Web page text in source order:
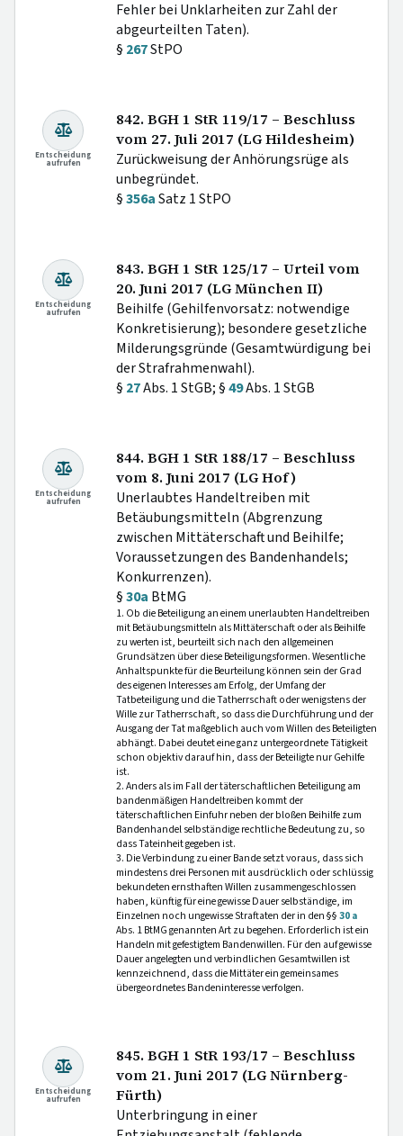
Fehler bei Unklarheiten zur Zahl der
abgeurteilten Taten).
§ 267StPO
Entscheidung
aufrufen
842. BGH 1 StR 119/17 – Beschluss
vom 27. Juli 2017 (LG Hildesheim)
Zurückweisung der Anhörungsrüge als
unbegründet.
§356aSatz 1 StPO
Entscheidung
aufrufen
843. BGH 1 StR 125/17 – Urteil vom
20. Juni 2017 (LG München II)
Beihilfe (Gehilfenvorsatz: notwendige
Konkretisierung); besondere gesetzliche
Milderungsgründe (Gesamtwürdigung bei
der Strafrahmenwahl).
§ 27Abs. 1 StGB; §49Abs. 1 StGB
Entscheidung
aufrufen
844. BGH 1 StR 188/17 – Beschluss
vom 8. Juni 2017 (LG Hof)
Unerlaubtes Handeltreiben mit
Betäubungsmitteln (Abgrenzung
zwischen Mittäterschaft und Beihilfe;
Voraussetzungen des Bandenhandels;
Konkurrenzen).
§30a BtMG
1. Ob die Beteiligung an einem unerlaubten Handeltreiben
mit Betäubungsmitteln als Mittäterschaft oder als Beihilfe
zu werten ist, beurteilt sich nach den allgemeinen
Grundsätzen über diese Beteiligungsformen. Wesentliche
Anhaltspunkte für die Beurteilung können sein der Grad
des eigenen Interesses am Erfolg, der Umfang der
Tatbeteiligung und die Tatherrschaft oder wenigstens der
Wille zur Tatherrschaft, so dass die Durchführung und der
Ausgang der Tat maßgeblich auch vom Willen des Beteiligten
abhängt. Dabei deutet eine ganz untergeordnete Tätigkeit
schon objektiv darauf hin, dass der Beteiligte nur Gehilfe
ist.
2. Anders als im Fall der täterschaftlichen Beteiligung am
bandenmäßigen Handeltreiben kommt der
täterschaftlichen Einfuhr neben der bloßen Beihilfe zum
Bandenhandel selbständige rechtliche Bedeutung zu, so
dass Tateinheit gegeben ist.
3. Die Verbindung zu einer Bande setzt voraus, dass sich
mindestens drei Personen mit ausdrücklich oder schlüssig
bekundeten ernsthaften Willen zusammengeschlossen
haben, künftig für eine gewisse Dauer selbständige, im
Einzelnen noch ungewisse Straftaten der in den §§30 a
Abs. 1 BtMG genannten Art zu begehen. Erforderlich ist ein
Handeln mit gefestigtem Bandenwillen. Für den auf gewisse
Dauer angelegten und verbindlichen Gesamtwillen ist
kennzeichnend, dass die Mittäter ein gemeinsames
übergeordnetes Bandeninteresse verfolgen.
Entscheidung
aufrufen
845. BGH 1 StR 193/17 – Beschluss
vom 21. Juni 2017 (LG Nürnberg-
Fürth)
Unterbringung in einer